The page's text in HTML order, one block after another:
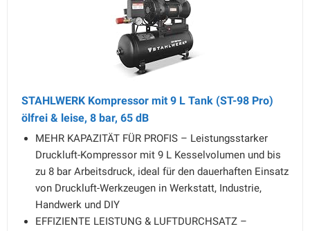
STAHLWERK Kompressor mit 9 L Tank (ST-98 Pro)
ölfrei & leise, 8 bar, 65 dB
MEHR KAPAZITÄT FÜR PROFIS – Leistungsstarker
Druckluft-Kompressor mit 9 L Kesselvolumen und bis
zu 8 bar Arbeitsdruck, ideal für den dauerhaften Einsatz
von Druckluft-Werkzeugen in Werkstatt, Industrie,
Handwerk und DIY
EFFIZIENTE LEISTUNG & LUFTDURCHSATZ –